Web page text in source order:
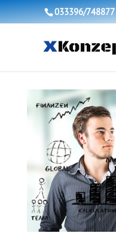
033396/748877